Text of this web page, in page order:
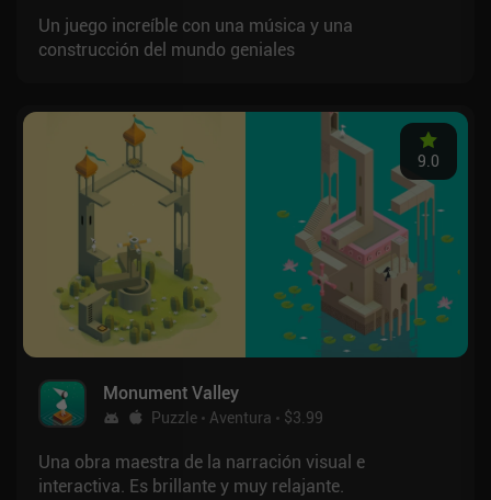
Un juego increíble con una música y una
construcción del mundo geniales
Monument Valley
Puzzle Aventura $3.99
9.0
Una obra maestra de la narración visual e
interactiva. Es brillante y muy relajante.